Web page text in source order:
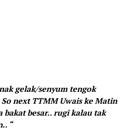
gelak/senyum tengok
next TTMM Uwais ke Matin
bakat besar.. rugi kalau tak
“